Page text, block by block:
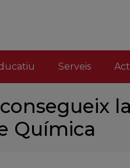
Serveis
Química